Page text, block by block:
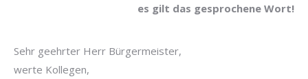
es gilt das gesprochene Wort!
Sehr geehrter Herr Bürgermeister,
werte Kollegen,